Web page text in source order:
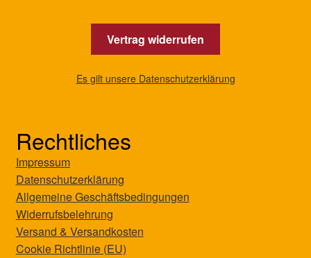
Vertrag widerrufen
Es gilt unsere Datenschutzerklärung
Rechtliches
Impressum
Datenschutzerklärung
Allgemeine Geschäftsbedingungen
Widerrufsbelehrung
Versand & Versandkosten
Cookie Richtlinie (EU)